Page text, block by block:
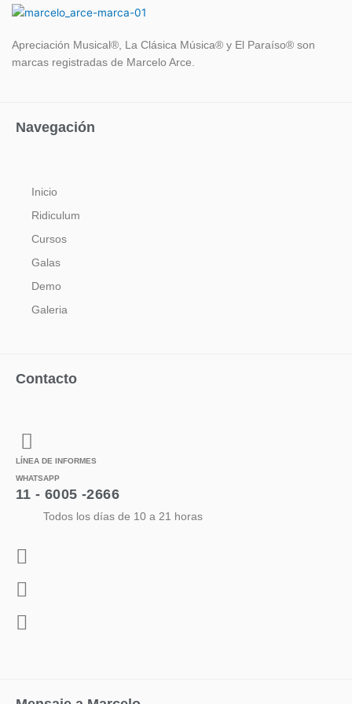
Apreciación Musical®, La Clásica Música® y El Paraíso® son
marcas registradas de Marcelo Arce.
Navegación
Inicio
Ridiculum
Cursos
Galas
Demo
Galeria
Contacto
LÍNEA DE INFORMES
WHATSAPP
11 - 6005 -2666
Todos los días de 10 a 21 horas